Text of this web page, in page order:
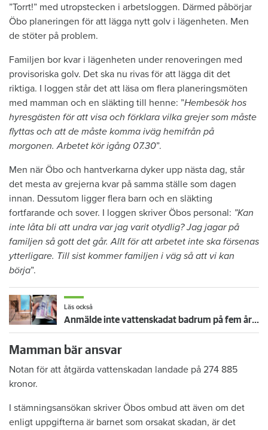
”Torrt!” med utropstecken i arbetsloggen. Därmed påbörjar
Öbo planeringen för att lägga nytt golv i lägenheten. Men
de stöter på problem.
Familjen bor kvar i lägenheten under renoveringen med
provisoriska golv. Det ska nu rivas för att lägga dit det
riktiga. I loggen står det att läsa om flera planeringsmöten
med mamman och en släkting till henne: ”Hembesök hos
hyresgästen för att visa och förklara vilka grejer som måste
flyttas och att de måste komma iväg hemifrån på
morgonen. Arbetet kör igång 07.30”.
Men när Öbo och hantverkarna dyker upp nästa dag, står
det mesta av grejerna kvar på samma ställe som dagen
innan. Dessutom ligger flera barn och en släkting
fortfarande och sover. I loggen skriver Öbos personal: ”Kan
inte låta bli att undra var jag varit otydlig? Jag jagar på
familjen så gott det går. Allt för att arbetet inte ska försenas
ytterligare. Till sist kommer familjen i väg så att vi kan
börja”.
Läs också
Anmälde inte vattenskadat badrum på fem år – krävs på 125 000 kronor
Mamman bär ansvar
Notan för att åtgärda vattenskadan landade på 274 885
kronor.
I stämningsansökan skriver Öbos ombud att även om det
enligt uppgifterna är barnet som orsakat skadan, är det